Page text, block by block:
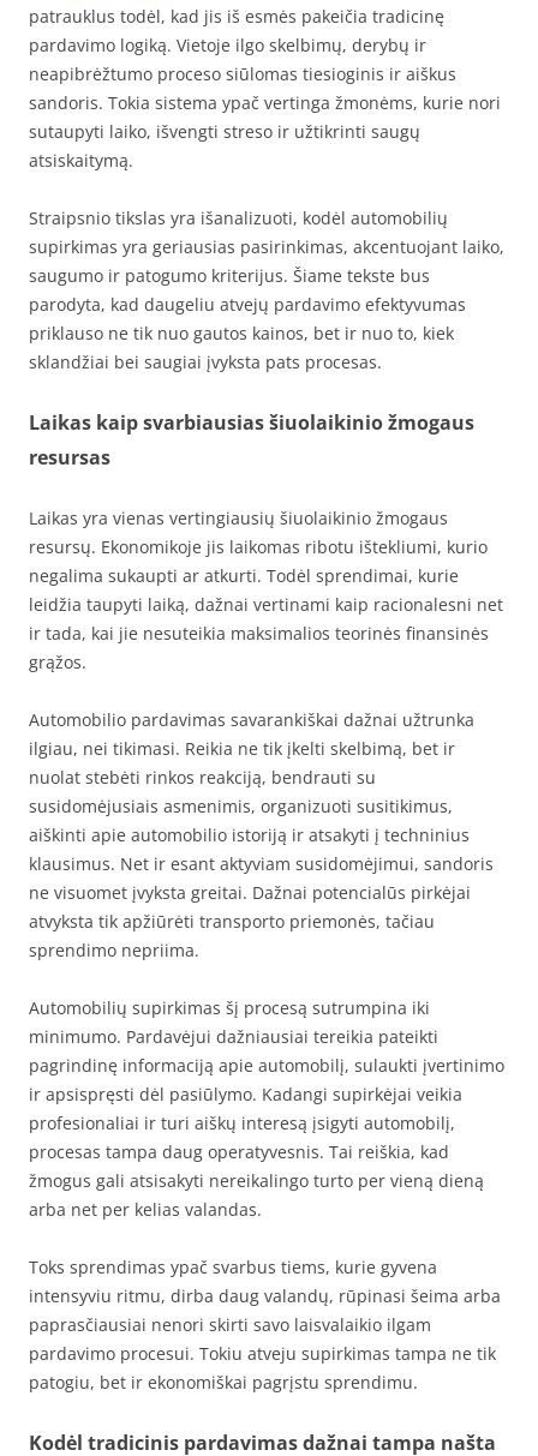
patrauklus todėl, kad jis iš esmės pakeičia tradicinę
pardavimo logiką. Vietoje ilgo skelbimų, derybų ir
neapibrėžtumo proceso siūlomas tiesioginis ir aiškus
sandoris. Tokia sistema ypač vertinga žmonėms, kurie nori
sutaupyti laiko, išvengti streso ir užtikrinti saugų
atsiskaitymą.
Straipsnio tikslas yra išanalizuoti, kodėl automobilių
supirkimas yra geriausias pasirinkimas, akcentuojant laiko,
saugumo ir patogumo kriterijus. Šiame tekste bus
parodyta, kad daugeliu atvejų pardavimo efektyvumas
priklauso ne tik nuo gautos kainos, bet ir nuo to, kiek
sklandžiai bei saugiai įvyksta pats procesas.
Laikas kaip svarbiausias šiuolaikinio žmogaus
resursas
Laikas yra vienas vertingiausių šiuolaikinio žmogaus
resursų. Ekonomikoje jis laikomas ribotu ištekliumi, kurio
negalima sukaupti ar atkurti. Todėl sprendimai, kurie
leidžia taupyti laiką, dažnai vertinami kaip racionalesni net
ir tada, kai jie nesuteikia maksimalios teorinės finansinės
grąžos.
Automobilio pardavimas savarankiškai dažnai užtrunka
ilgiau, nei tikimasi. Reikia ne tik įkelti skelbimą, bet ir
nuolat stebėti rinkos reakciją, bendrauti su
susidomėjusiais asmenimis, organizuoti susitikimus,
aiškinti apie automobilio istoriją ir atsakyti į techninius
klausimus. Net ir esant aktyviam susidomėjimui, sandoris
ne visuomet įvyksta greitai. Dažnai potencialūs pirkėjai
atvyksta tik apžiūrėti transporto priemonės, tačiau
sprendimo nepriima.
Automobilių supirkimas šį procesą sutrumpina iki
minimumo. Pardavėjui dažniausiai tereikia pateikti
pagrindinę informaciją apie automobilį, sulaukti įvertinimo
ir apsispręsti dėl pasiūlymo. Kadangi supirkėjai veikia
profesionaliai ir turi aiškų interesą įsigyti automobilį,
procesas tampa daug operatyvesnis. Tai reiškia, kad
žmogus gali atsisakyti nereikalingo turto per vieną dieną
arba net per kelias valandas.
Toks sprendimas ypač svarbus tiems, kurie gyvena
intensyviu ritmu, dirba daug valandų, rūpinasi šeima arba
paprasčiausiai nenori skirti savo laisvalaikio ilgam
pardavimo procesui. Tokiu atveju supirkimas tampa ne tik
patogiu, bet ir ekonomiškai pagrįstu sprendimu.
Kodėl tradicinis pardavimas dažnai tampa našta